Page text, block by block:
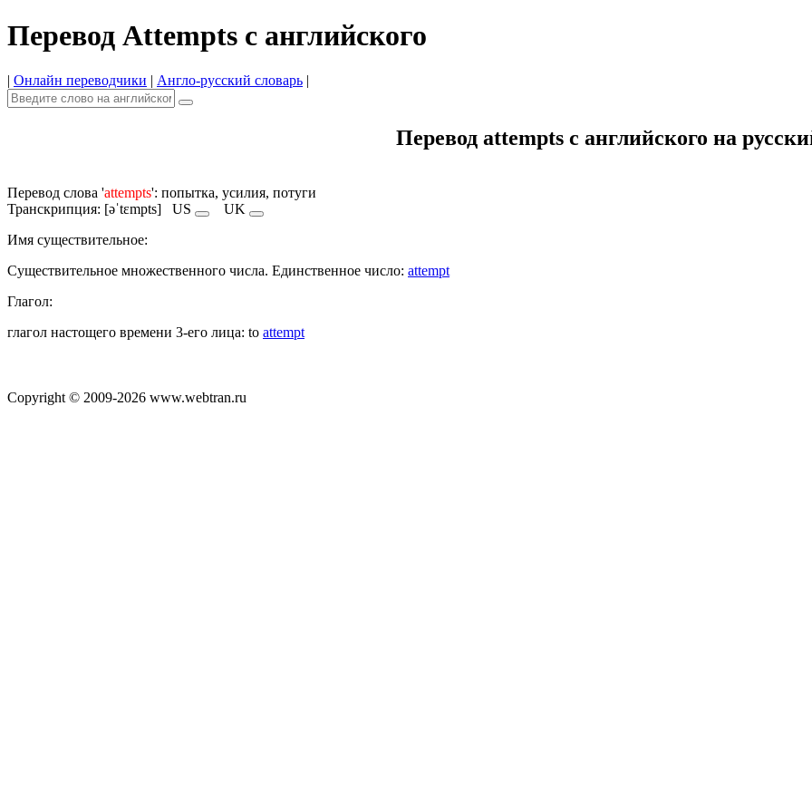
Перевод Attempts с английского
| Онлайн переводчики | Англо-русский словарь |
Перевод attempts с английского на
Перевод слова 'attempts': попытка, усилия, потуги
Транскрипция: [əˈtɛmpts] US
UK
Имя cуществительное:
Существительное множественного числа. Единственное число: attempt
Глагол:
глагол настощего времени 3-его лица: to attempt
Copyright © 2009-2026 www.webtran.ru